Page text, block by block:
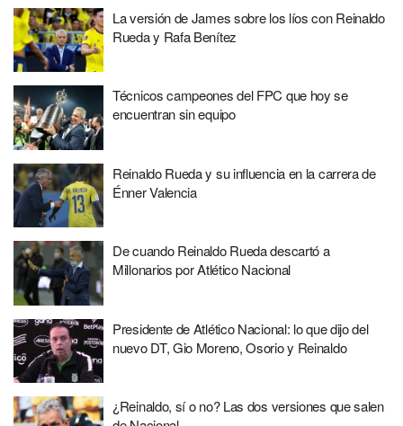
La versión de James sobre los líos con Reinaldo
Rueda y Rafa Benítez
Técnicos campeones del FPC que hoy se
encuentran sin equipo
Reinaldo Rueda y su influencia en la carrera de
Énner Valencia
De cuando Reinaldo Rueda descartó a
Millonarios por Atlético Nacional
Presidente de Atlético Nacional: lo que dijo del
nuevo DT, Gio Moreno, Osorio y Reinaldo
¿Reinaldo, sí o no? Las dos versiones que salen